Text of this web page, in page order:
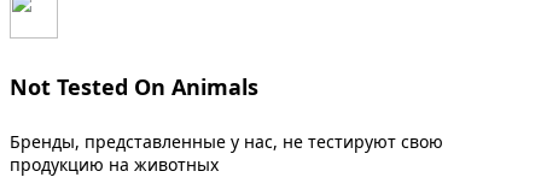
Not Tested On Animals
Бренды, представленные у нас, не тестируют свою
продукцию на животных